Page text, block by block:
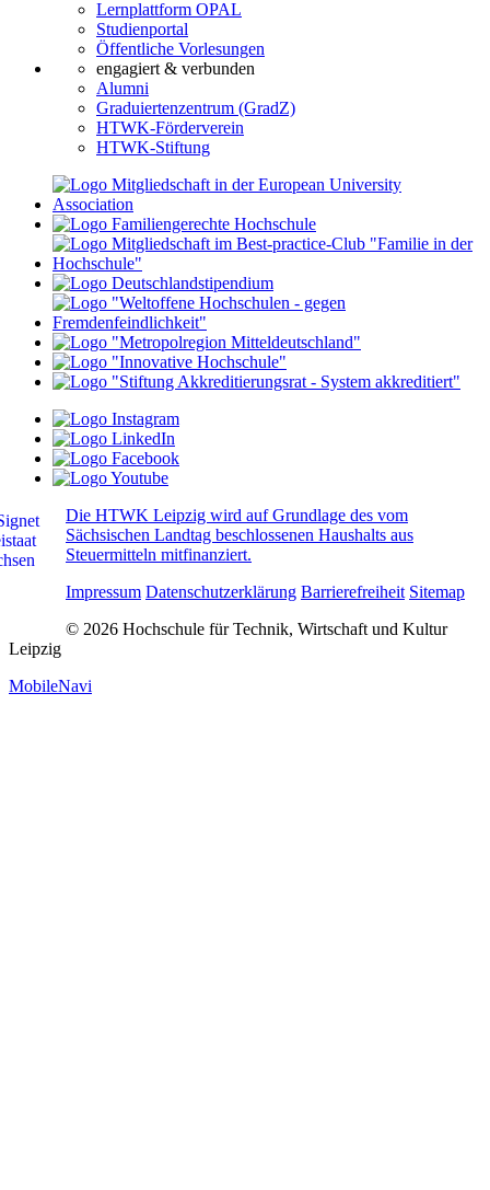
Lernplattform OPAL
Studienportal
Öffentliche Vorlesungen
engagiert & verbunden
Alumni
Graduiertenzentrum (GradZ)
HTWK-Förderverein
HTWK-Stiftung
Die HTWK Leipzig wird auf Grundlage des vom
Sächsischen Landtag beschlossenen Haushalts aus
Steuermitteln mitfinanziert.
Impressum Datenschutzerklärung Barrierefreiheit Sitemap
© 2026 Hochschule für Technik, Wirtschaft und Kultur
Leipzig
MobileNavi